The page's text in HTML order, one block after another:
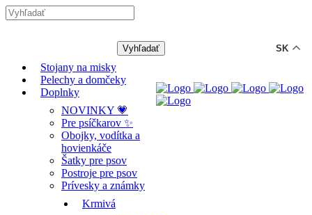
Stojany na misky
Pelechy a domčeky
Doplnky
NOVINKY 💗
Pre psíčkarov ✨
Obojky, vodítka a
hovienkáče
Šatky pre psov
Postroje pre psov
Prívesky a známky
Krmivá
SK
-12% ZĽAVA s kódom "LETO12" ☀️